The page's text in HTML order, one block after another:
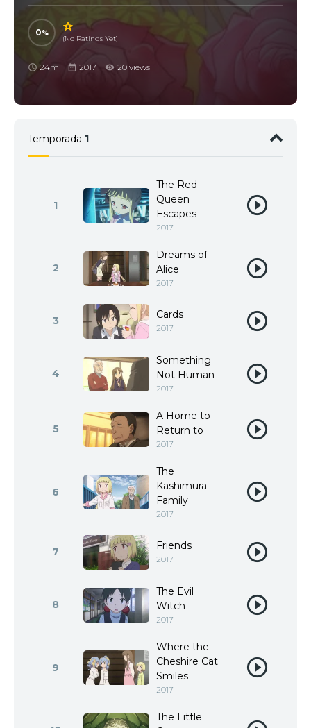
0
(No Ratings Yet)
24m 2017 20 views
Temporada 1
1
The Red
Queen
Escapes
2017
2
Dreams of
Alice
2017
3 Cards
2017
4
Something
Not Human
2017
5
A Home to
Return to
2017
6
The
Kashimura
Family
2017
7 Friends
2017
8
The Evil
Witch
2017
9
Where the
Cheshire Cat
Smiles
2017
The Little